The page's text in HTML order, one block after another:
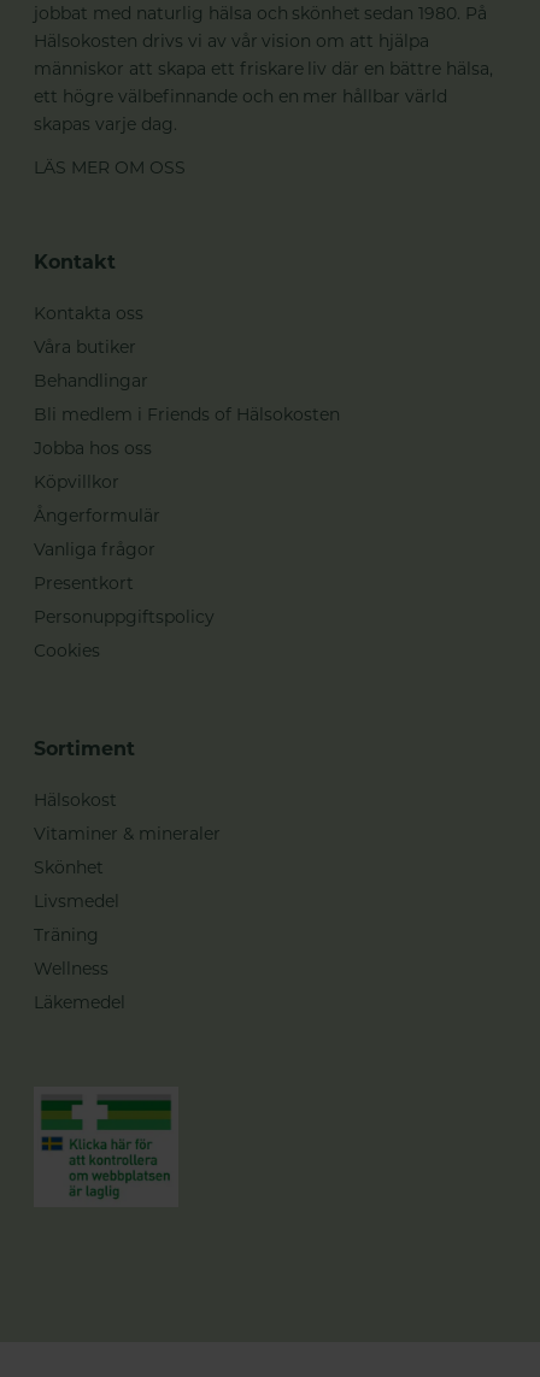
jobbat med naturlig hälsa och skönhet sedan 1980. På
Hälsokosten drivs vi av vår vision om att hjälpa
människor att skapa ett friskare liv där en bättre hälsa,
ett högre välbefinnande och en mer hållbar värld
skapas varje dag.
LÄS MER OM OSS
Kontakt
Kontakta oss
Våra butiker
Behandlingar
Bli medlem i Friends of Hälsokosten
Jobba hos oss
Köpvillkor
Ångerformulär
Vanliga frågor
Presentkort
Personuppgiftspolicy
Cookies
Sortiment
Hälsokost
Vitaminer & mineraler
Skönhet
Livsmedel
Träning
Wellness
Läkemedel